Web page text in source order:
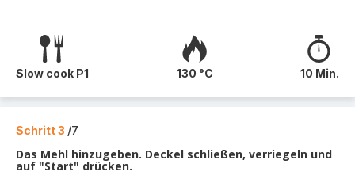
Slow cook P1 130 °C 10 Min.
Schritt 3 /7
Das Mehl hinzugeben. Deckel schließen, verriegeln und
auf "Start" drücken.